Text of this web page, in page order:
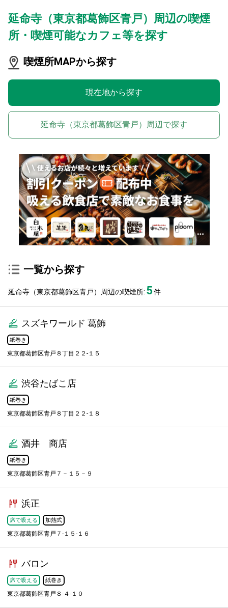
延命寺（東京都葛飾区青戸）周辺の喫煙
所・喫煙可能なカフェ等を探す
喫煙所MAPから探す
現在地から探す
延命寺（東京都葛飾区青戸）周辺で探す
一覧から探す
延命寺（東京都葛飾区青戸）周辺の喫煙所: 5件
スズキワールド 葛飾
紙巻き
東京都葛飾区青戸８丁目２２-１５
渋谷たばこ店
紙巻き
東京都葛飾区青戸８丁目２２-１８
酒井 商店
紙巻き
東京都葛飾区青戸７－１５－９
浜正
席で吸える 加熱式
東京都葛飾区青戸７-１５-１６
バロン
席で吸える 紙巻き
東京都葛飾区青戸８-４-１０